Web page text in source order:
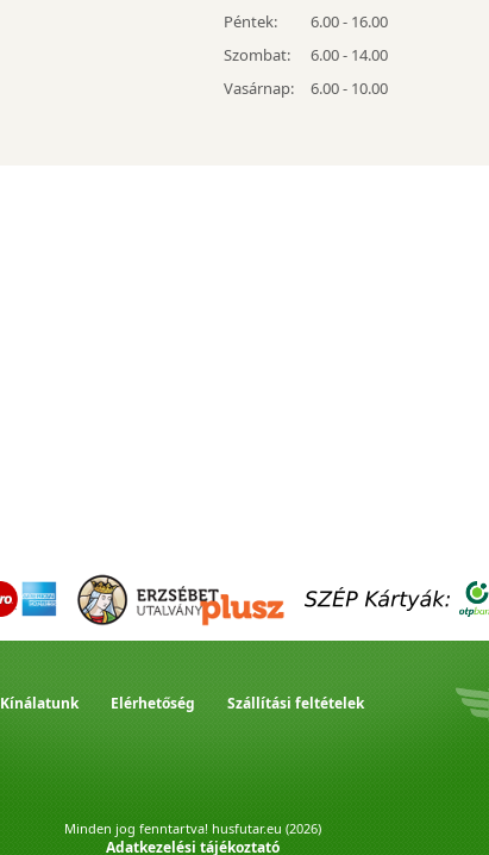
Péntek:
6.00 - 16.00
Szombat:
6.00 - 14.00
Vasárnap:
6.00 - 10.00
Kínálatunk Elérhetőség Szállítási feltételek
Minden jog fenntartva! husfutar.eu (2026)
Adatkezelési tájékoztató